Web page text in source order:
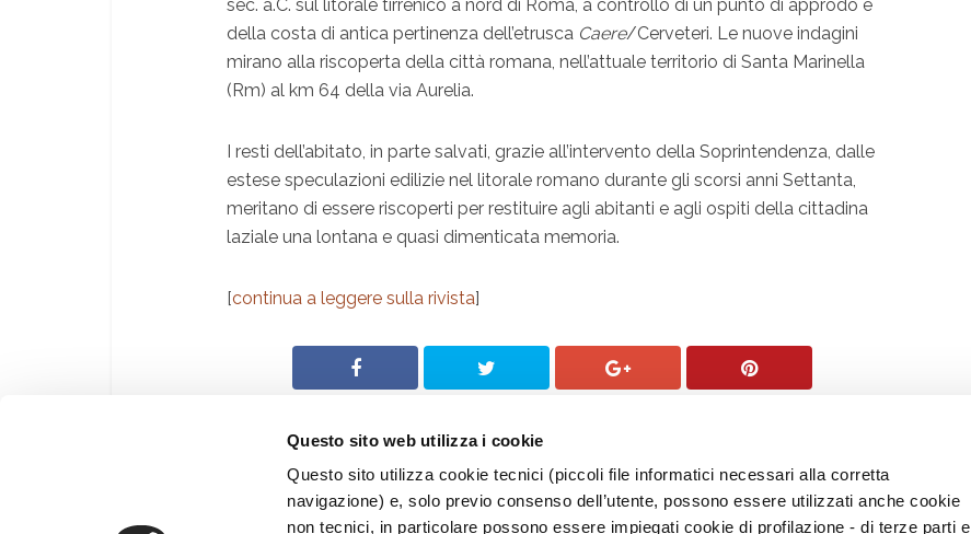
Questo sito web utilizza i cookie
Questo sito utilizza cookie tecnici (piccoli file informatici necessari alla corretta
navigazione) e, solo previo consenso dell’utente, possono essere utilizzati anche cookie
non tecnici, in particolare possono essere impiegati cookie di profilazione - di terze parti e
sec. a.C. sul litorale tirrenico a nord di Roma, a controllo di un punto di approdo e
della costa di antica pertinenza dell’etrusca Caere/Cerveteri. Le nuove indagini
mirano alla riscoperta della città romana, nell’attuale territorio di Santa Marinella
(Rm) al km 64 della via Aurelia.
I resti dell’abitato, in parte salvati, grazie all’intervento della Soprintendenza, dalle
estese speculazioni edilizie nel litorale romano durante gli scorsi anni Settanta,
meritano di essere riscoperti per restituire agli abitanti e agli ospiti della cittadina
laziale una lontana e quasi dimenticata memoria.
[continua a leggere sulla rivista]